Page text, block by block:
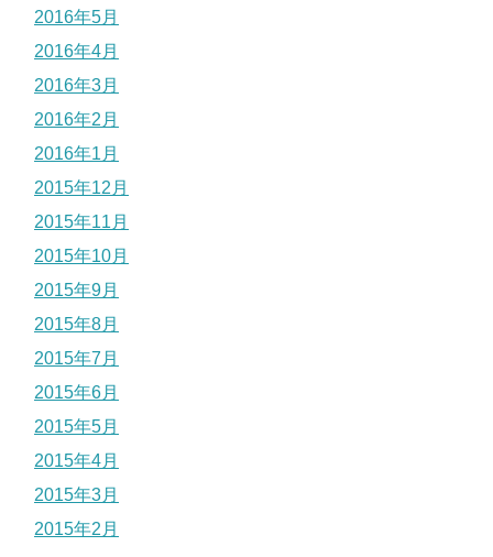
2016年5月
2016年4月
2016年3月
2016年2月
2016年1月
2015年12月
2015年11月
2015年10月
2015年9月
2015年8月
2015年7月
2015年6月
2015年5月
2015年4月
2015年3月
2015年2月